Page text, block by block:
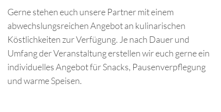
Gerne stehen euch unsere Partner mit einem
abwechslungsreichen Angebot an kulinarischen
Köstlichkeiten zur Verfügung. Je nach Dauer und
Umfang der Veranstaltung erstellen wir euch gerne ein
individuelles Angebot für Snacks, Pausenverpflegung
und warme Speisen.